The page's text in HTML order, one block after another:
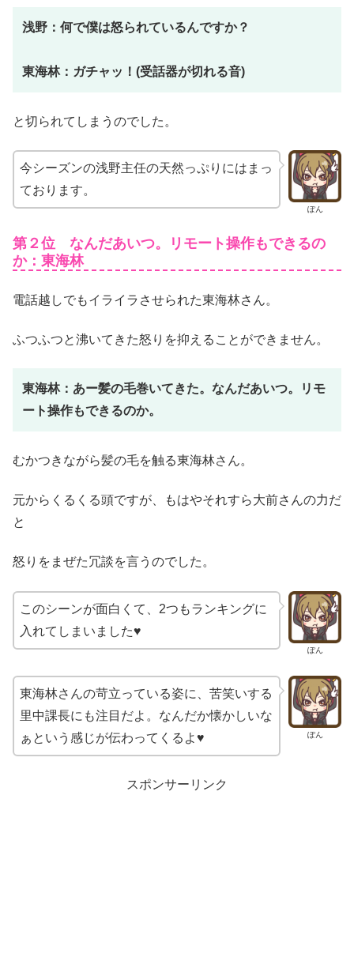
浅野：何で僕は怒られているんですか？
東海林：ガチャッ！(受話器が切れる音)
と切られてしまうのでした。
ぽん
今シーズンの浅野主任の天然っぷりにはまっ
ております。
第２位 なんだあいつ。リモート操作もできるの
か：東海林
電話越しでもイライラさせられた東海林さん。
ふつふつと沸いてきた怒りを抑えることができません。
東海林：あー髪の毛巻いてきた。なんだあいつ。リモ
ート操作もできるのか。
むかつきながら髪の毛を触る東海林さん。
元からくるくる頭ですが、もはやそれすら大前さんの力だ
と
怒りをまぜた冗談を言うのでした。
ぽん
このシーンが面白くて、2つもランキングに
入れてしまいました♥
ぽん
東海林さんの苛立っている姿に、苦笑いする
里中課長にも注目だよ。なんだか懐かしいな
ぁという感じが伝わってくるよ♥
スポンサーリンク